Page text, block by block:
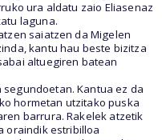
ura aldatu zaio Eliasenaz
laguna.
saiatzen da Migelen
kantu hau beste bizitza
altuegiren batean
Kantua ez da
hormetan utzitako puska
barrura. Rakelek atzetik
oraindik estribilloa